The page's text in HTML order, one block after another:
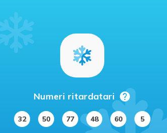
Numeri ritardatari help
32 50 77 48 60 5